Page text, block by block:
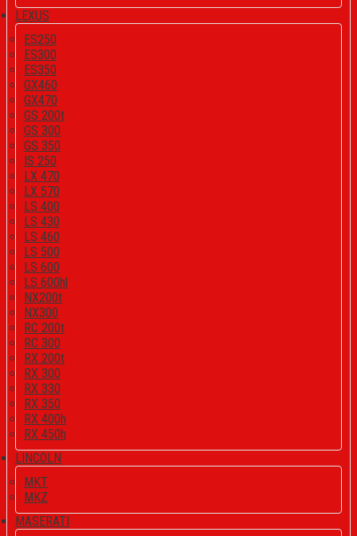
LEXUS
ES250
ES300
ES350
GX460
GX470
GS 200t
GS 300
GS 350
IS 250
LX 470
LX 570
LS 400
LS 430
LS 460
LS 500
LS 600
LS 600hl
NX200t
NX300
RC 200t
RC 300
RX 200t
RX 300
RX 330
RX 350
RX 400h
RX 450h
LINCOLN
MKT
MKZ
MASERATI